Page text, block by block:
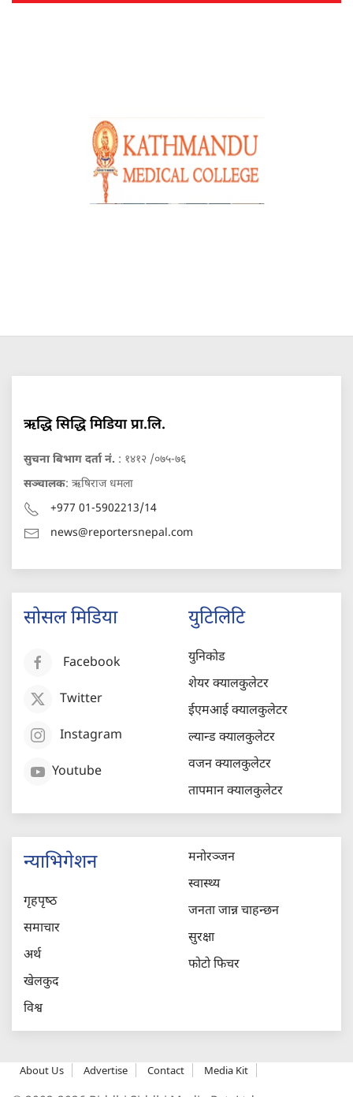
ऋद्धि सिद्धि मिडिया प्रा.लि.
सुचना बिभाग दर्ता नं. : १४१२ /०७५-७६
सञ्चालक: ऋषिराज धमला
+977 01-5902213/14
news@reportersnepal.com
सोसल मिडिया
Facebook
Twitter
Instagram
Youtube
युटिलिटि
युनिकोड
शेयर क्यालकुलेटर
ईएमआई क्यालकुलेटर
ल्यान्ड क्यालकुलेटर
वजन क्यालकुलेटर
तापमान क्यालकुलेटर
न्याभिगेशन
गृहपृष्‍ठ
समाचार
अर्थ
खेलकुद
विश्व
मनोरञ्जन
स्वास्थ्य
जनता जान्न चाहन्छन
सुरक्षा
फोटो फिचर
About Us Advertise Contact Media Kit